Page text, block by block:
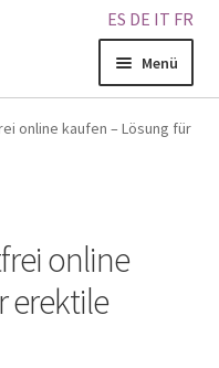
ES DE IT FR
Menü
online kaufen – Lösung für
online
erektile